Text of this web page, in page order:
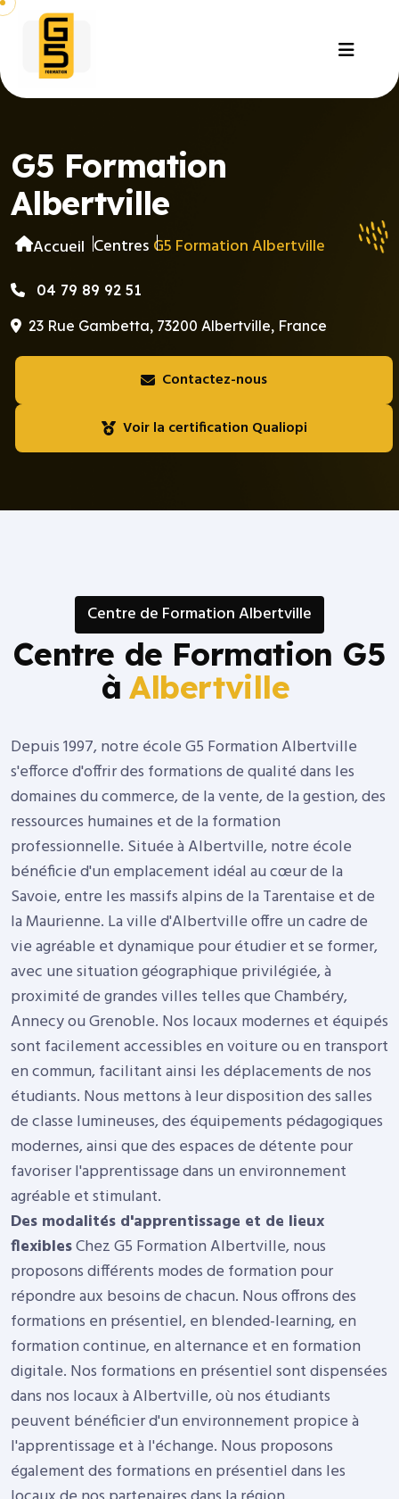
G5 Formation
Albertville
Accueil Centres G5 Formation Albertville
04 79 89 92 51
23 Rue Gambetta, 73200 Albertville, France
Contactez-nous
Voir la certification Qualiopi
Centre de Formation Albertville
Centre de Formation G5
à Albertville
Depuis 1997, notre école G5 Formation Albertville
s'efforce d'offrir des formations de qualité dans les
domaines du commerce, de la vente, de la gestion, des
ressources humaines et de la formation
professionnelle. Située à Albertville, notre école
bénéficie d'un emplacement idéal au cœur de la
Savoie, entre les massifs alpins de la Tarentaise et de
la Maurienne. La ville d'Albertville offre un cadre de
vie agréable et dynamique pour étudier et se former,
avec une situation géographique privilégiée, à
proximité de grandes villes telles que Chambéry,
Annecy ou Grenoble. Nos locaux modernes et équipés
sont facilement accessibles en voiture ou en transport
en commun, facilitant ainsi les déplacements de nos
étudiants. Nous mettons à leur disposition des salles
de classe lumineuses, des équipements pédagogiques
modernes, ainsi que des espaces de détente pour
favoriser l'apprentissage dans un environnement
agréable et stimulant.
Des modalités d'apprentissage et de lieux
flexiblesChez G5 Formation Albertville, nous
proposons différents modes de formation pour
répondre aux besoins de chacun. Nous offrons des
formations en présentiel, en blended-learning, en
formation continue, en alternance et en formation
digitale. Nos formations en présentiel sont dispensées
dans nos locaux à Albertville, où nos étudiants
peuvent bénéficier d'un environnement propice à
l'apprentissage et à l'échange. Nous proposons
également des formations en présentiel dans les